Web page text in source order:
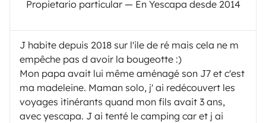
Propietario particular — En Yescapa desde 2014
J habite depuis 2018 sur l'ile de ré mais cela ne m
empêche pas d avoir la bougeotte :)
Mon papa avait lui même aménagé son J7 et c'est
ma madeleine. Maman solo, j' ai redécouvert les
voyages itinérants quand mon fils avait 3 ans,
avec yescapa. J ai tenté le camping car et j ai